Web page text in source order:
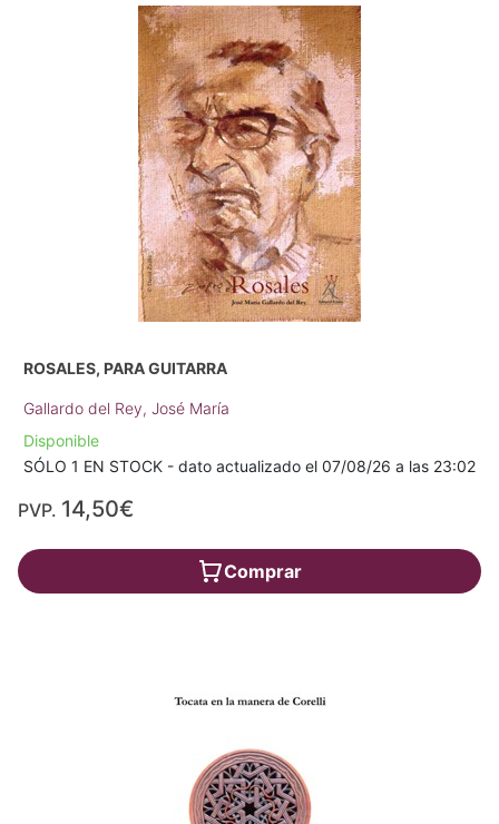
ROSALES, PARA GUITARRA
Gallardo del Rey, José María
Disponible
SÓLO 1 EN STOCK - dato actualizado el 07/08/26 a las 23:02
PVP. 14,50€
Comprar